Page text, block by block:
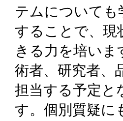
テムについても
することで、現
きる力を培いま
術者、研究者、
担当する予定と
す。個別質疑に